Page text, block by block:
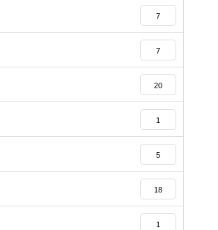
7
7
20
1
5
18
1